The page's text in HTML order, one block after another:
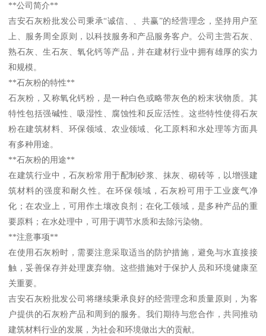
**公司简介**
吉安石灰粉批发公司秉承“诚信、、共赢”的经营理念，坚持用户至
上、服务周全原则，以科技服务和产品服务客户。公司主营石灰、
熟石灰、生石灰、氧化钙等产品，并在建材行业中拥有雄厚的实力
和规模。
**石灰粉的特性**
石灰粉，又称氧化钙粉，是一种白色或略带灰色的粉末状物质。其
特性包括强碱性、吸湿性、腐蚀性和反应活性。这些特性使得石灰
粉在建筑材料、环保领域、农业领域、化工原料和水处理等方面具
有多种用途。
**石灰粉的用途**
在建筑行业中，石灰粉常用于配制砂浆、抹灰、砌砖等，以增强建
筑材料的强度和耐久性。在环保领域，石灰粉可用于工业废气净
化；在农业上，可用作土壤改良剂；在化工领域，是多种产品的重
要原料；在水处理中，可用于调节水质和去除污染物。
**注意事项**
在使用石灰粉时，需要注意采取适当的防护措施，避免与水直接接
触，妥善保存并处理废弃物。这些措施对于保护人员和环境健康至
关重要。
吉安石灰粉批发公司将继续秉承良好的经营理念和质量原则，为客
户提供的石灰粉产品和周到的服务。我们期待与您合作，共同推动
建筑材料行业的发展，为社会和环境做出大的贡献。